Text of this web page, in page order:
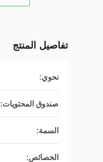
تفاصيل المنتج
نحوي:
صندوق المحتويات:
السمة:
الخصائص: